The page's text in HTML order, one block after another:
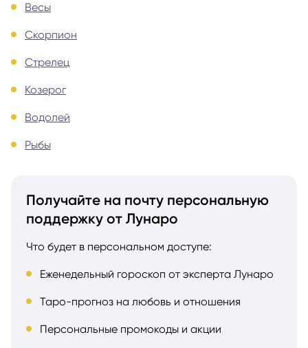
Весы
Скорпион
Стрелец
Козерог
Водолей
Рыбы
Получайте на почту персональную
поддержку от Лунаро
Что будет в персональном доступе:
Еженедельный гороскоп от эксперта Лунаро
Таро-прогноз на любовь и отношения
Персональные промокоды и акции